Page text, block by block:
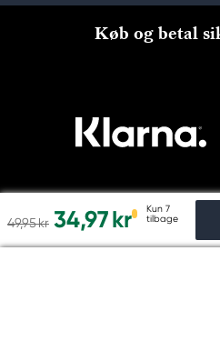
49,95 kr 34,97 kr
Kun 7
tilbage
Køb og betal